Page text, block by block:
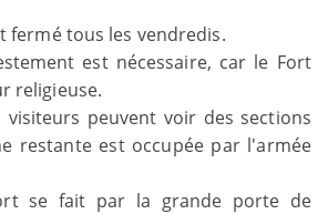
fermé tous les vendredis.
est nécessaire, car le Fort
religieuse.
peuvent voir des sections
restante est occupée par l'armée
se fait par la grande porte de